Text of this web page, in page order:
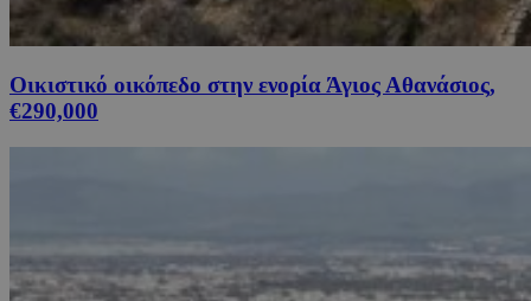
Οικιστικό οικόπεδο στην ενορία Άγιος Αθανάσιος,
€290,000